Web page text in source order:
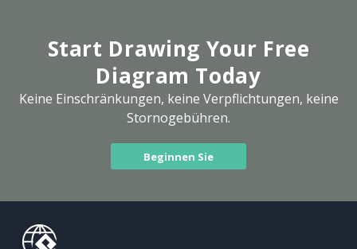
Start Drawing Your Free
Diagram Today
Keine Einschränkungen, keine Verpflichtungen, keine
Stornogebühren.
Beginnen Sie